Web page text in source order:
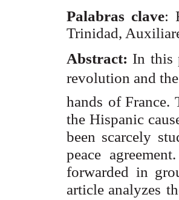
Palabras clave:
Trinidad,
Abstract: In this
revolution and
hands of France.
the Hispanic
been scarcely
peace
forwarded in
article analyzes